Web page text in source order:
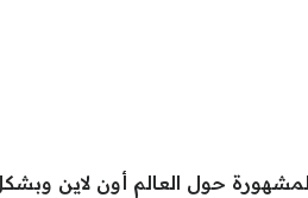
حول العالم أون لاين